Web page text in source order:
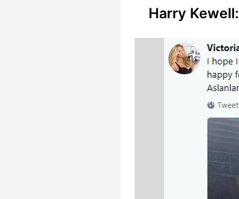
Harry Kewell: